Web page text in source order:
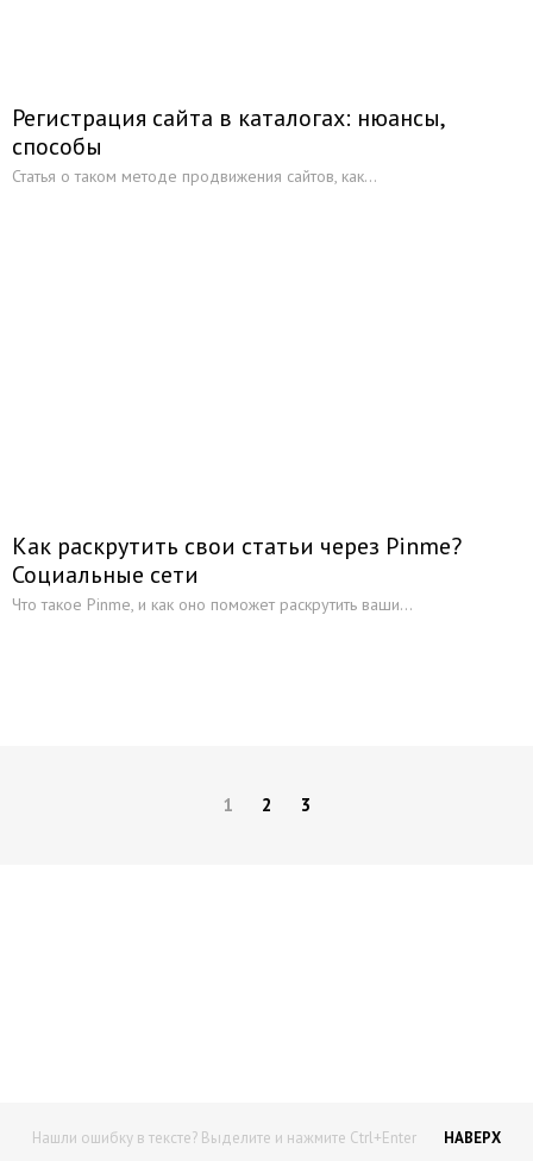
Регистрация сайта в каталогах: нюансы,
способы
Статья о таком методе продвижения сайтов, как...
Как раскрутить свои статьи через Pinme?
Социальные сети
Что такое Pinme, и как оно поможет раскрутить ваши...
1 2 3
Нашли ошибку в тексте? Выделите и нажмите Ctrl+Enter НАВЕРХ